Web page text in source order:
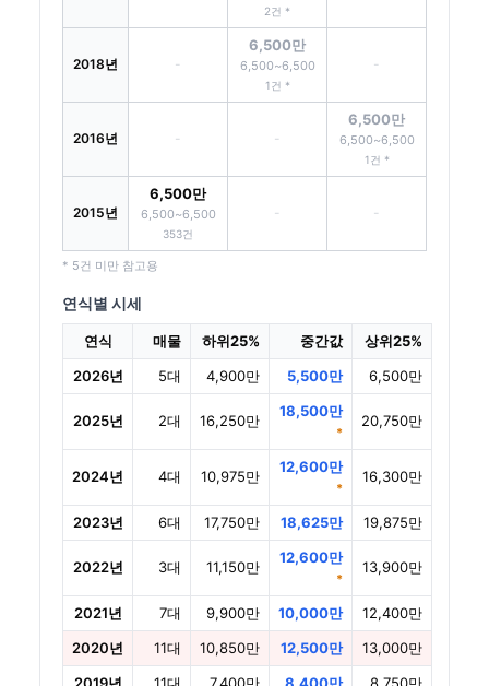
2건 *
2018년 -
6,500만
6,500~6,500
1건 *
-
2016년 - -
6,500만
6,500~6,500
1건 *
2015년
6,500만
6,500~6,500
353건
- -
* 5건 미만 참고용
연식별 시세
연식 매물 하위25% 중간값
상위25%
2026년
5대 4,900만 5,500만 6,500만
2025년 2대 16,250만
18,500만
*
20,750만
2024년 4대 10,975만
12,600만
*
16,300만
2023년 6대 17,750만 18,625만 19,875만
2022년 3대 11,150만
12,600만
*
13,900만
2021년 7대 9,900만 10,000만
12,400만
2020년
11대 10,850만 12,500만
13,000만